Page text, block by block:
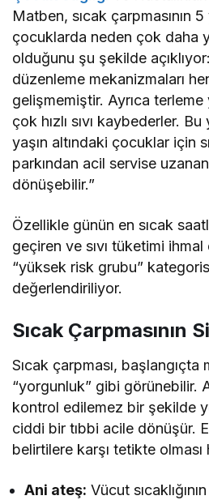
Matben, sıcak çarpmasının
çocuklarda neden çok daha
olduğunu şu şekilde açıklıyor:
düzenleme mekanizmaları
gelişmemiştir. Ayrıca
çok hızlı sıvı kaybederler.
yaşın altındaki çocuklar için
parkından acil servise
dönüşebilir.”
Özellikle günün en sıcak
geçiren ve sıvı tüketimi
“yüksek risk grubu”
değerlendiriliyor.
Sıcak Çarpmasının
Sıcak çarpması, başlangıçta
“yorgunluk” gibi görünebilir.
kontrol edilemez bir şekilde
ciddi bir tıbbi acile dönüşür.
belirtilere karşı tetikte olması
Ani ateş: Vücut